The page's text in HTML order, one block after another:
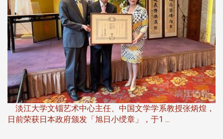
淡江大学文锱艺术中心主任、中国文学学系教授张炳煌，
日前荣获日本政府颁发「旭日小绶章」，于1 ...